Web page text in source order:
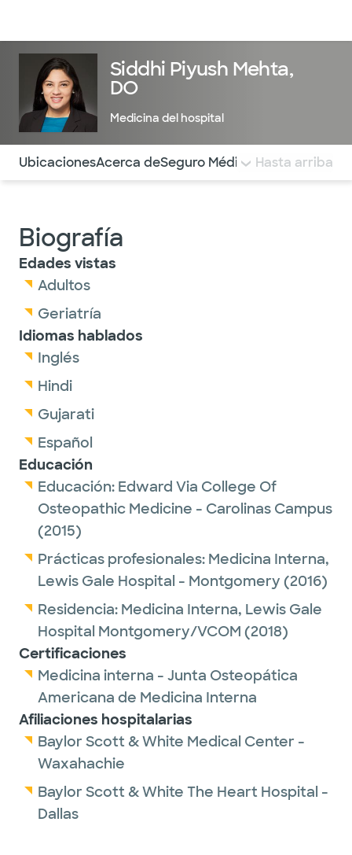
Siddhi Piyush Mehta,
DO
Medicina del hospital
Utilice esta navegación para saltar rápidamente a
UbicacionesAcerca deSeguro Médico COMENTARIOS
Hasta arriba
Biografía
Edades vistas
Adultos
Geriatría
Idiomas hablados
Inglés
Hindi
Gujarati
Español
Educación
Educación: Edward Via College Of
Osteopathic Medicine - Carolinas Campus
(2015)
Prácticas profesionales: Medicina Interna,
Lewis Gale Hospital - Montgomery (2016)
Residencia: Medicina Interna, Lewis Gale
Hospital Montgomery/VCOM (2018)
Certificaciones
Medicina interna - Junta Osteopática
Americana de Medicina Interna
Afiliaciones hospitalarias
Baylor Scott & White Medical Center -
Waxahachie
Baylor Scott & White The Heart Hospital -
Dallas